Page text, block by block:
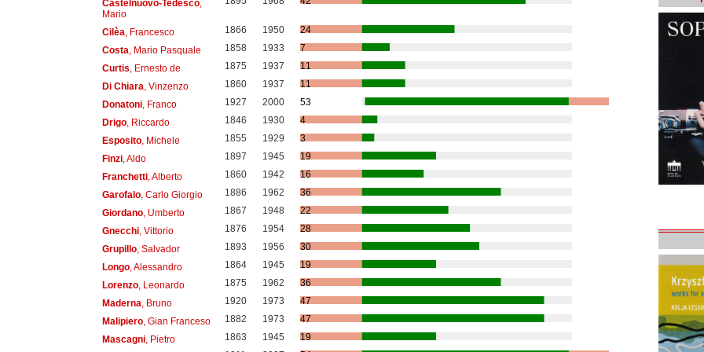
Castelnuovo-Tedesco,
Mario
Cilèa , Francesco 1866 1950
24
Costa , Mario Pasquale 1858 1933
7
Curtis , Ernesto de 1875 1937
11
Di Chiara , Vinzenzo 1860 1937
11
Donatoni, Franco 1927 2000
53
Drigo, Riccardo 1846 1930
4
Esposito, Michele 1855 1929
3
Finzi, Aldo 1897 1945
19
Franchetti, Alberto 1860 1942
16
Garofalo, Carlo Giorgio 1886 1962
36
Giordano, Umberto 1867 1948
22
Gnecchi, Vittorio 1876 1954
28
Grupillo, Salvador 1893 1956
30
Longo, Alessandro 1864 1945
19
Lorenzo, Leonardo 1875 1962
36
Maderna , Bruno 1920 1973
47
Malipiero, Gian Franceso 1882 1973
47
Mascagni, Pietro 1863 1945
19